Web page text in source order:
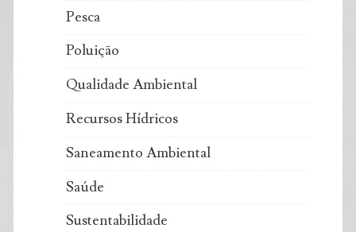
Pesca
Poluição
Qualidade Ambiental
Recursos Hídricos
Saneamento Ambiental
Saúde
Sustentabilidade